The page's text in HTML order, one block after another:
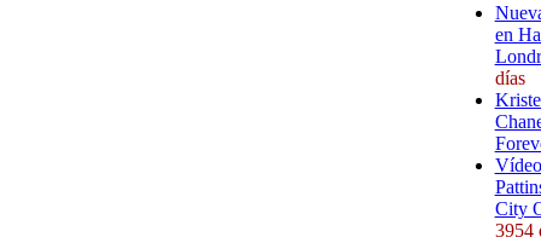
en
días
City
3954